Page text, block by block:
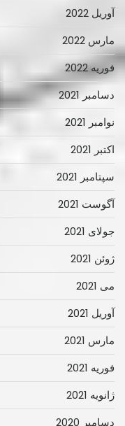
آوریل 2022
مارس 2022
فوریه 2022
دسامبر 2021
نوامبر 2021
اکتبر 2021
سپتامبر 2021
آگوست 2021
جولای 2021
ژوئن 2021
می 2021
آوریل 2021
مارس 2021
فوریه 2021
ژانویه 2021
دسامبر 2020